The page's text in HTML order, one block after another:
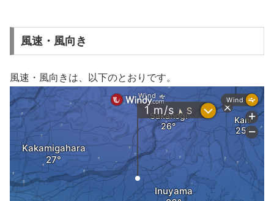
風速・風向き
風速・風向きは、以下のとおりです。